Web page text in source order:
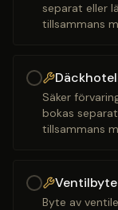
separat eller
tillsammans
Säker
bokas
tillsammans
Ventilbyte
Byte av